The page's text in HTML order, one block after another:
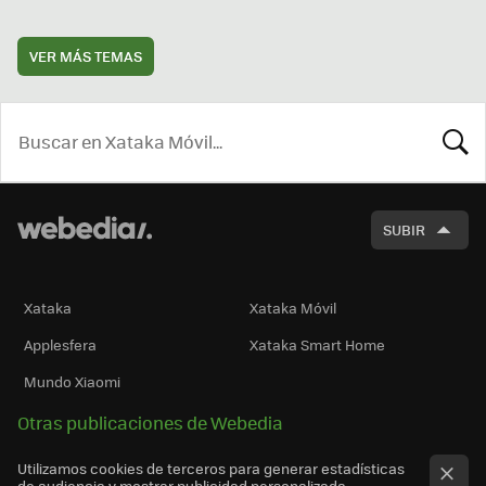
VER MÁS TEMAS
SUBIR
Xataka
Xataka Móvil
Applesfera
Xataka Smart Home
Mundo Xiaomi
Otras publicaciones de Webedia
Utilizamos cookies de terceros para generar estadísticas